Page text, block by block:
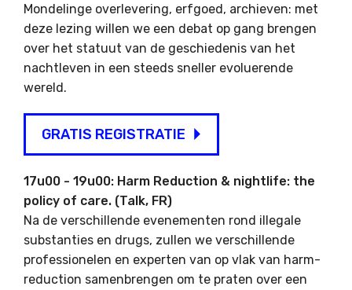
Mondelinge overlevering, erfgoed, archieven: met
deze lezing willen we een debat op gang brengen
over het statuut van de geschiedenis van het
nachtleven in een steeds sneller evoluerende
wereld.
GRATIS REGISTRATIE
17u00 - 19u00: Harm Reduction & nightlife: the
policy of care. (Talk, FR)
Na de verschillende evenementen rond illegale
substanties en drugs, zullen we verschillende
professionelen en experten van op vlak van harm-
reduction samenbrengen om te praten over een